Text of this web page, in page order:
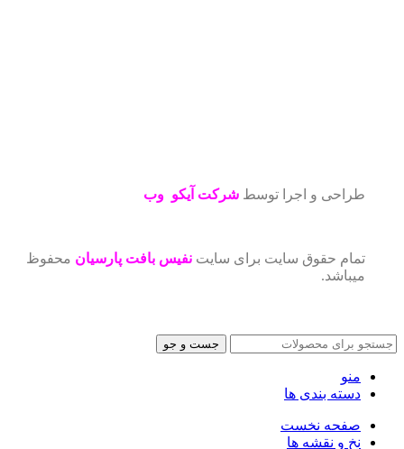
تمام حقوق سایت برای سایت نفیس بافت پارسیان محفوظ
میباشد.
طراحی و اجرا توسط شرکت آیکو وب
جست و جو
منو
دسته بندی ها
صفحه نخست
نخ و نقشه ها